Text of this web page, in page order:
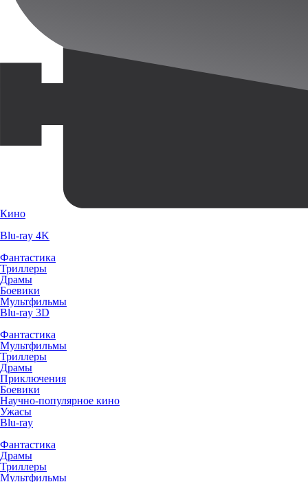
Кино
Blu-ray 4K
Фантастика
Триллеры
Драмы
Боевики
Мультфильмы
Blu-ray 3D
Фантастика
Мультфильмы
Триллеры
Драмы
Приключения
Боевики
Научно-популярное кино
Ужасы
Blu-ray
Фантастика
Драмы
Триллеры
Мультфильмы